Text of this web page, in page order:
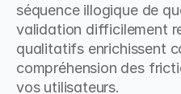
séquence illogique de
validation difficilement
qualitatifs enrichissent
compréhension des
vos utilisateurs.